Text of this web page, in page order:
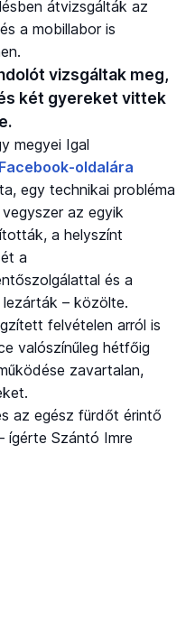
átvizsgálták az
a mobillabor is
vizsgáltak meg,
két gyereket vittek
megyei Igal
Facebook-oldalára
egy technikai probléma
az egyik
a helyszínt
a
és a
– közölte.
felvételen arról is
valószínűleg hétfőig
zavartalan,
az egész fürdőt érintő
ígérte Szántó Imre